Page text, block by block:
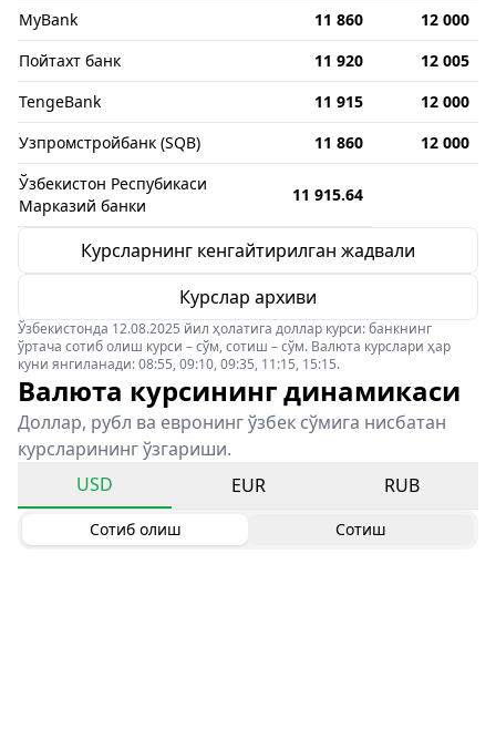
MyBank
11 860
12 000
Пойтахт банк
11 920
12 005
TengeBank
11 915
12 000
Узпромстройбанк (SQB)
11 860
12 000
Ўзбекистон Респубикаси
Марказий банки
11 915.64
Курсларнинг кенгайтирилган жадвали
Курслар архиви
Ўзбекистонда 12.08.2025 йил ҳолатига доллар курси: банкнинг
ўртача сотиб олиш курси – сўм, сотиш – сўм. Валюта курслари ҳар
куни янгиланади: 08:55, 09:10, 09:35, 11:15, 15:15.
Валюта курсининг динамикаси
Доллар, рубл ва евронинг ўзбек сўмига нисбатан
курсларининг ўзгариши.
USD
EUR RUB
Сотиб олиш Сотиш